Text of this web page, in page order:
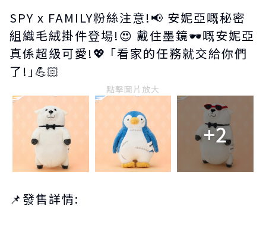
SPY x FAMILY粉絲注意!📢 安妮亞嘅秘密
組織毛絨掛件登場!😍 戴住墨鏡🕶️嘅安妮亞
真係超級可愛!💖 ｢看家的任務就交給你們
了!｣💪🏻
點擊圖片放大
+2
📌發售詳情: